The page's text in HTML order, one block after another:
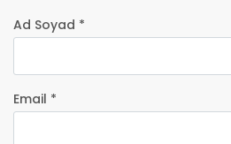
Ad Soyad *
Email *